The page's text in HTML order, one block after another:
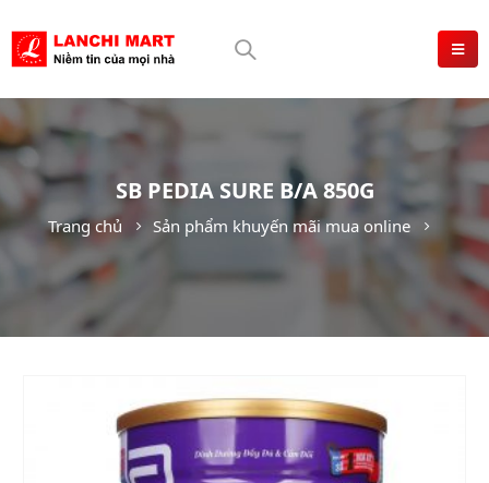
SB PEDIA SURE B/A 850G
Trang chủ Sản phẩm khuyến mãi mua online